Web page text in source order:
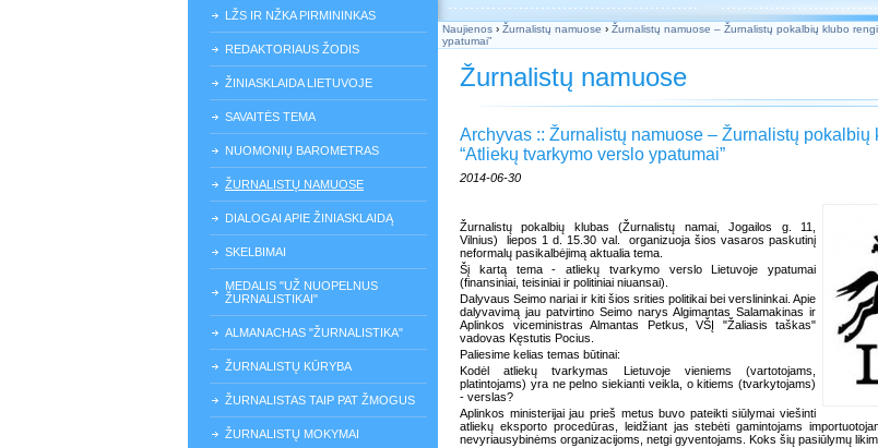
LŽS IR NŽKA PIRMININKAS
REDAKTORIAUS ŽODIS
ŽINIASKLAIDA LIETUVOJE
SAVAITĖS TEMA
NUOMONIŲ BAROMETRAS
ŽURNALISTŲ NAMUOSE
DIALOGAI APIE ŽINIASKLAIDĄ
SKELBIMAI
MEDALIS "UŽ NUOPELNUS
ŽURNALISTIKAI"
ALMANACHAS "ŽURNALISTIKA"
ŽURNALISTŲ KŪRYBA
ŽURNALISTAS TAIP PAT ŽMOGUS
ŽURNALISTŲ MOKYMAI
Naujienos › Žurnalistų namuose › Žurnalistų namuose – Žurnalistų pokalbių klubo
ypatumai”
Žurnalistų namuose
Archyvas :: Žurnalistų namuose – Žurnalistų pokalbių
“Atliekų tvarkymo verslo ypatumai”
2014-06-30
Žurnalistų pokalbių klubas (Žurnalistų namai, Jogailos g. 11,
Vilnius)
liepos 1 d. 15.30 val.
organizuoja šios vasaros paskutinį
neformalų pasikalbėjimą aktualia tema.
Šį kartą tema - atliekų tvarkymo verslo Lietuvoje ypatumai
(finansiniai, teisiniai ir politiniai niuansai).
Dalyvaus Seimo nariai ir kiti šios srities politikai bei verslininkai. Apie
dalyvavimą jau patvirtino Seimo narys Algimantas Salamakinas ir
Aplinkos viceministras Almantas Petkus, VŠĮ "Žaliasis taškas"
vadovas Kęstutis Pocius.
Paliesime kelias temas būtinai:
Kodėl atliekų tvarkymas Lietuvoje vieniems (vartotojams,
platintojams) yra ne pelno siekianti veikla, o kitiems (tvarkytojams)
- verslas?
Aplinkos ministerijai jau prieš metus buvo pateikti siūlymai viešinti
atliekų eksporto procedūras, leidžiant jas stebėti gamintojams
nevyriausybinėms organizacijoms, netgi gyventojams. Koks šių pasiūlymų